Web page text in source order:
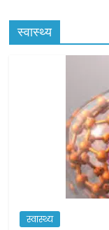
स्वास्थ्य
स्वास्थ्य